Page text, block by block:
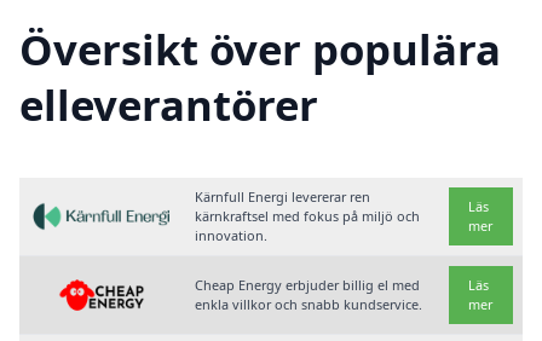
Översikt över populära
elleverantörer
Kärnfull Energi levererar ren
kärnkraftsel med fokus på miljö och
innovation.
Läs
mer
Cheap Energy erbjuder billig el med
enkla villkor och snabb kundservice.
Läs
mer